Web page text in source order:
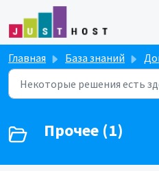
Переход к главному
Главная База знаний
Прочее (1)